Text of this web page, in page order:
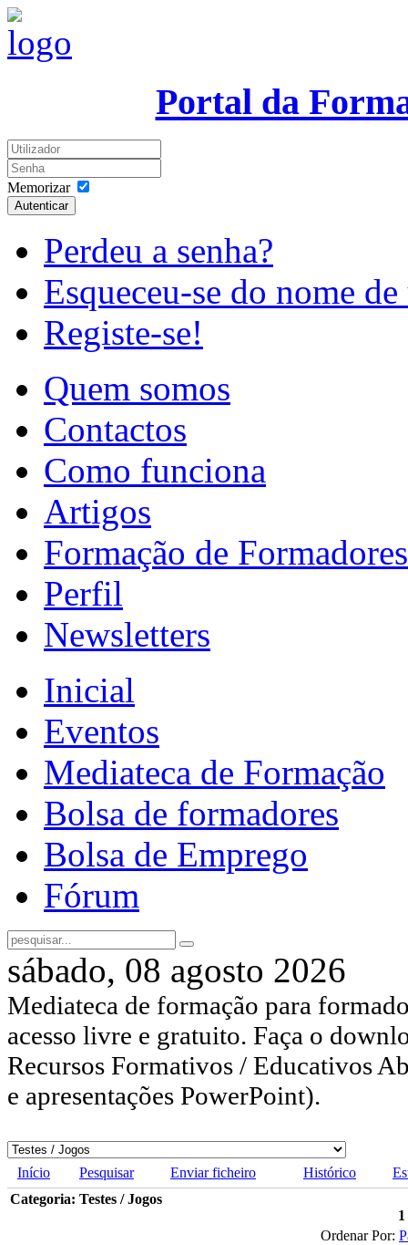
Portal da
Memorizar
Autenticar
Perdeu a senha?
Esqueceu-se do nome
Registe-se!
Quem somos
Contactos
Como funciona
Artigos
Formação de Formadores
Perfil
Newsletters
Inicial
Eventos
Mediateca de Formação
Bolsa de formadores
Bolsa de Emprego
Fórum
sábado, 08 agosto 2026
Mediateca de formação para
acesso livre e gratuito. Faça o
Recursos Formativos / Educativos
e apresentações PowerPoint).
Início Pesquisar Enviar ficheiro Histórico
Categoria: Testes / Jogos
1
Ordenar Por: